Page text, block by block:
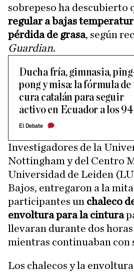
sobrepeso ha descubierto
regular a bajas
pérdida de grasa, según
Guardian.
Ducha fría, gimnasia,
pong y misa: la fórmula de
cura catalán para seguir
activo en Ecuador a los 94
El Debate
Investigadores de la
Nottingham y del Centro
Universidad de Leiden
Bajos, entregaron a la
participantes un chaleco
envoltura para la cintura
llevaran durante dos horas
mientras continuaban con
Los chalecos y la